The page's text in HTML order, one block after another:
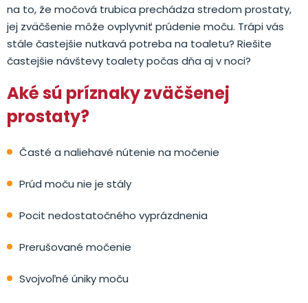
na to, že močová trubica prechádza stredom prostaty,
jej zväčšenie môže ovplyvniť prúdenie moču. Trápi vás
stále častejšie nutkavá potreba na toaletu? Riešite
častejšie návštevy toalety počas dňa aj v noci?
Aké sú príznaky zväčšenej
prostaty?
Časté a naliehavé nútenie na močenie
Prúd moču nie je stály
Pocit nedostatočného vyprázdnenia
Prerušované močenie
Svojvoľné úniky moču